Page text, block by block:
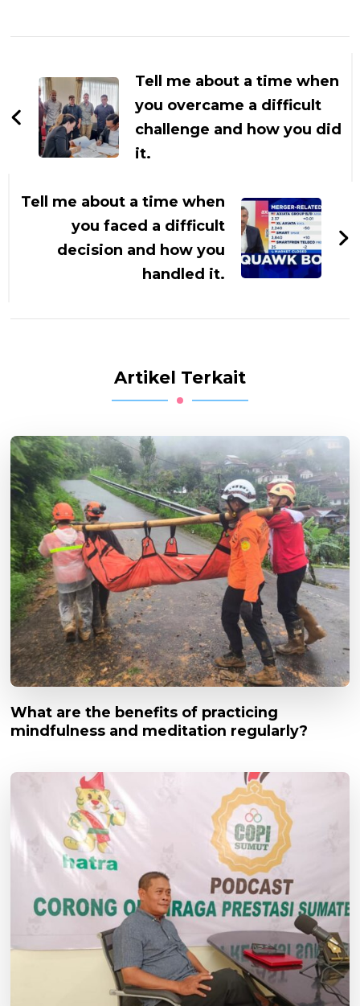
Artikel
Tell me about a time when
you overcame a difficult
challenge and how you did
it.
Tell me about a time when
you faced a difficult
decision and how you
handled it.
Artikel Terkait
What are the benefits of practicing
mindfulness and meditation regularly?